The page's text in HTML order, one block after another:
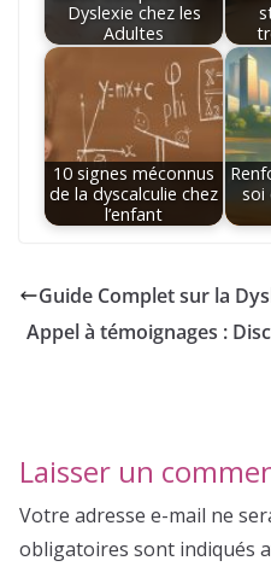
Dyslexie chez les
Adultes
10 signes méconnus
de la dyscalculie chez
l’enfant
soi
Guide Complet sur la
Appel à témoignages :
Laisser un
Votre adresse e-mail ne
obligatoires sont indiqués